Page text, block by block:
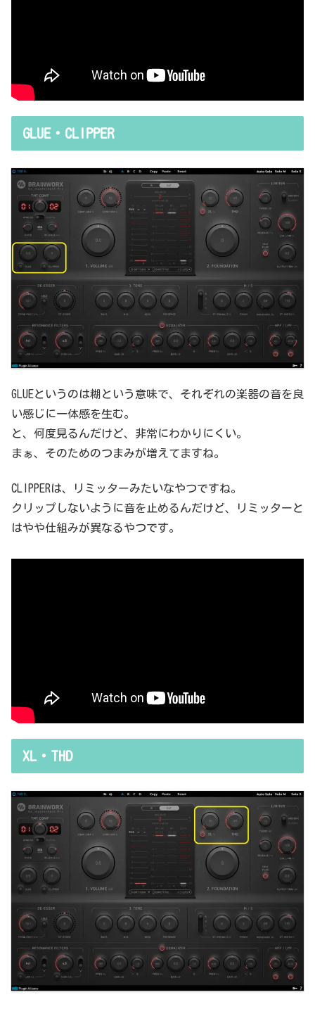
GLUE・CLIPPER
GLUEというのは糊という意味で、それぞれの楽器の音を良
い感じに一体感を生む。
と、何度見るんだけど、非常にわかりにくい。
まぁ、そのためのつまみが増えてますね。
CLIPPERは、リミッターみたいなやつですね。
クリップしないように音を止めるんだけど、リミッターと
はやや仕組みが異なるやつです。
XL・THD